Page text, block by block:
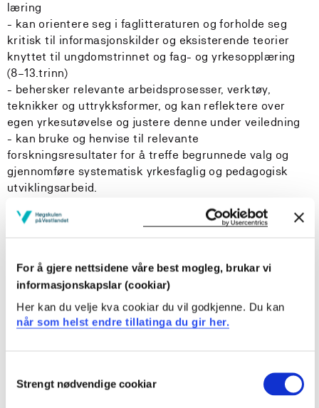
For å gjere nettsidene våre best mogleg, brukar vi
informasjonskapslar (cookiar)
Her kan du velje kva cookiar du vil godkjenne. Du kan
når som helst endre tillatinga du gir her.
Selection
Strengt nødvendige cookiar
læring
- kan orientere seg i faglitteraturen og forholde seg
kritisk til informasjonskilder og eksisterende teorier
knyttet til ungdomstrinnet og fag- og yrkesopplæring
(8–13.trinn)
- behersker relevante arbeidsprosesser, verktøy,
teknikker og uttrykksformer, og kan reflektere over
egen yrkesutøvelse og justere denne under veiledning
- kan bruke og henvise til relevante
forskningsresultater for å treffe begrunnede valg og
gjennomføre systematisk yrkesfaglig og pedagogisk
utviklingsarbeid.
inkludert identifisere tegn på vold eller seksuelle
tverrfaglig og tverretatlige samarbeidspartnere til
barnets beste.
problemstillinger og kan formidle sentralt fagstoff på